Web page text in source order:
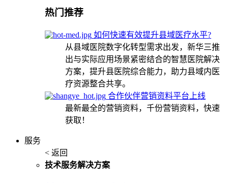
热门推荐
如何快速有效提升县域医疗水平?
从县域医院数字化转型需求出发，新华三推
出与实际应用场景紧密结合的智慧医院解决
方案，提升县医院综合能力，助力县域内医
疗资源整合共享。
合作伙伴营销资料平台上线
最新最全的营销资料，千份营销资料，快速
获取！
服务
< 返回
技术服务解决方案